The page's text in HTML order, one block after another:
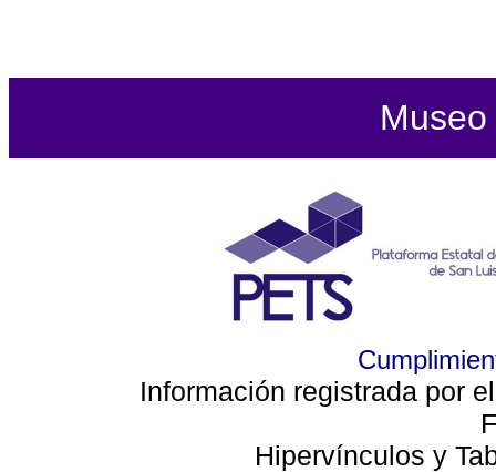
Información registrada por
Hipervínculos y